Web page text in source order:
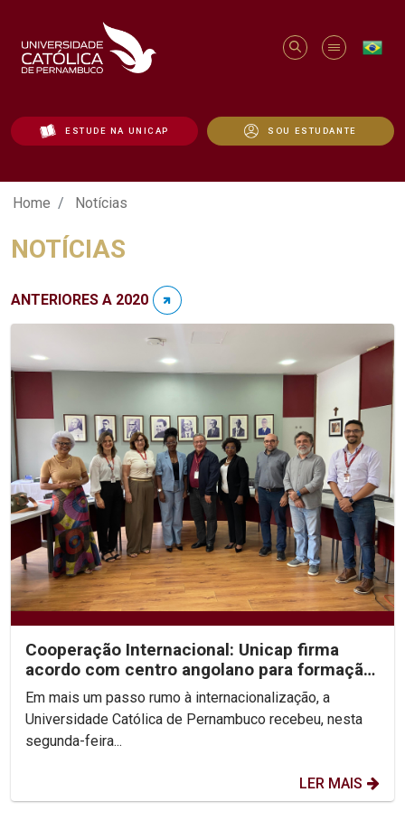
ESTUDE NA UNICAP SOU ESTUDANTE
Notícias - Unicap
Home Notícias
NOTÍCIAS
ANTERIORES A 2020
Cooperação Internacional: Unicap firma
acordo com centro angolano para formação
em Fonoaudiologia
Em mais um passo rumo à internacionalização, a
Universidade Católica de Pernambuco recebeu, nesta
segunda-feira...
LER MAIS